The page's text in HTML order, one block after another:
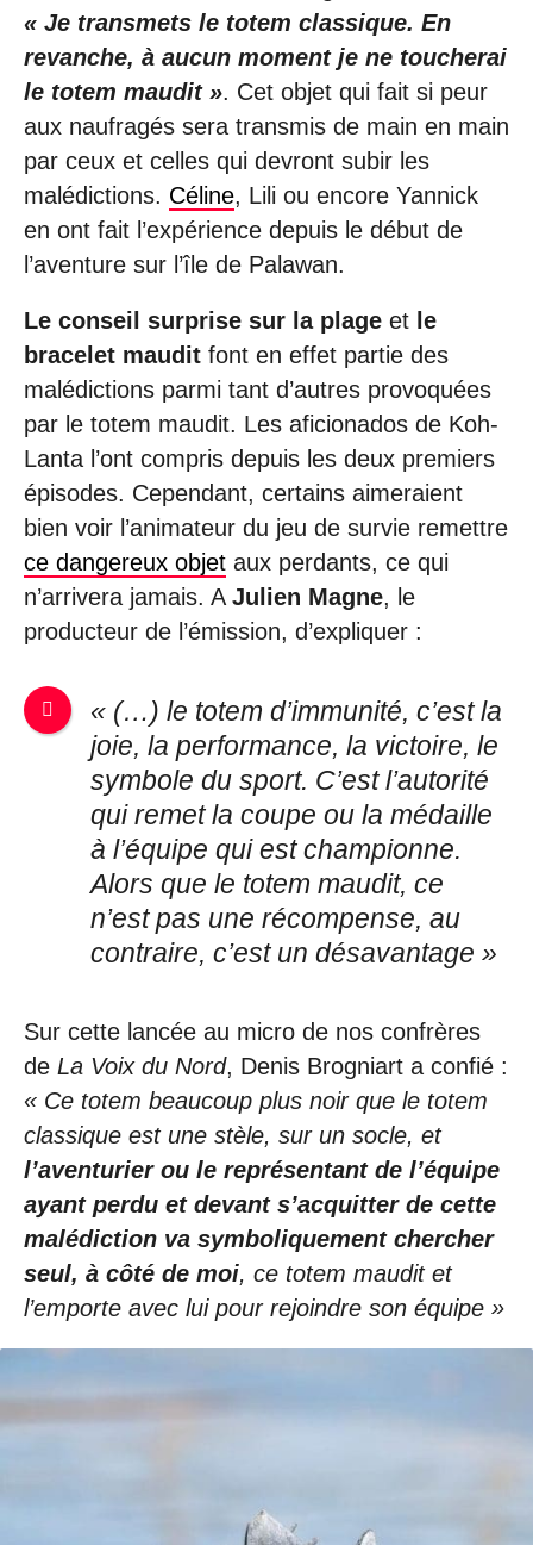
« Je transmets le totem classique. En
revanche, à aucun moment je ne toucherai
le totem maudit ». Cet objet qui fait si peur
aux naufragés sera transmis de main en main
par ceux et celles qui devront subir les
malédictions. Céline, Lili ou encore Yannick
en ont fait l’expérience depuis le début de
l’aventure sur l’île de Palawan.
Le conseil surprise sur la plage et le
bracelet maudit font en effet partie des
malédictions parmi tant d’autres provoquées
par le totem maudit. Les aficionados de Koh-
Lanta l’ont compris depuis les deux premiers
épisodes. Cependant, certains aimeraient
bien voir l’animateur du jeu de survie remettre
ce dangereux objet aux perdants, ce qui
n’arrivera jamais. AJulien Magne, le
producteur de l’émission, d’expliquer :
« (…) le totem d’immunité, c’est la
joie, la performance, la victoire, le
symbole du sport. C’est l’autorité
qui remet la coupe ou la médaille
à l’équipe qui est championne.
Alors que le totem maudit, ce
n’est pas une récompense, au
contraire, c’est un désavantage »
Sur cette lancée au micro de nos confrères
de La Voix du Nord, Denis Brogniart a confié :
« Ce totem beaucoup plus noir que le totem
classique est une stèle, sur un socle, et
l’aventurier ou le représentant de l’équipe
ayant perdu et devant s’acquitter de cette
malédiction va symboliquement chercher
seul, à côté de moi, ce totem maudit et
l’emporte avec lui pour rejoindre son équipe »